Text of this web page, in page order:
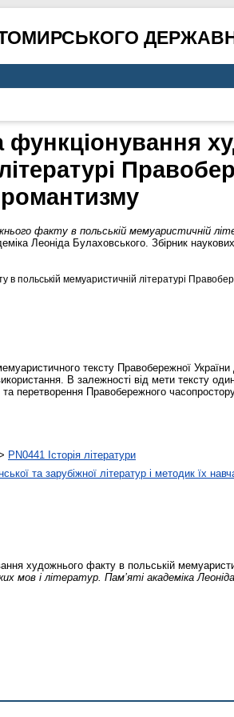
функціонування
романтизму
факту в польській мемуаристичній
Леоніда Булаховського. Збірник
в польській мемуаристичній літературі
тексту Правобережної
В залежності від мети тексту
перетворення Правобережного
PN0441 Історія літератури
та зарубіжної літератур і методик їх
художнього факту в польській
мов і літератур. Пам’яті академіка